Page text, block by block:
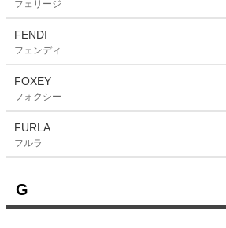
フェリージ
FENDI
フェンディ
FOXEY
フォクシー
FURLA
フルラ
G